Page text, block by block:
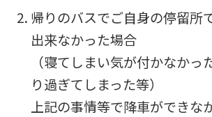
帰りのバスでご自身の停留所
出来なかった場合
（寝てしまい気が付かなかっ
り過ぎてしまった等）
上記の事情等で降車ができな
an